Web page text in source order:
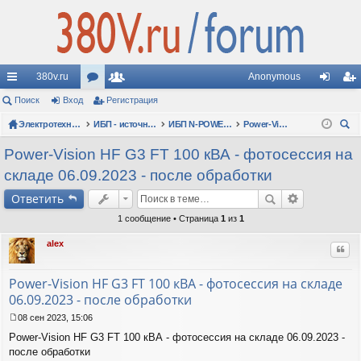
с
ы
лк
и
380v.ru
ор
ум
ы
ол
ьз
ов
ат
Anonymous
д ис
тр
Поиск Вход Регистрация
Электротехнические форумы ИБП - источники бесперебойного питания ИБП N-POWER: новые модели (презентации, фотосессии, обзоры)
Power-Vision HF G3 FT
ск
Power-Vision HF G3 FT 100 кВА - фотосессия на
складе 06.09.2023 - после обработки
Ответить
1 сообщение • Страница 1 из 1
alex
Power-Vision HF G3 FT 100 кВА - фотосессия на складе
06.09.2023 - после обработки
о
о
08 сен 2023, 15:06
Power-Vision HF G3 FT 100 кВА - фотосессия на складе 06.09.2023 -
после обработки